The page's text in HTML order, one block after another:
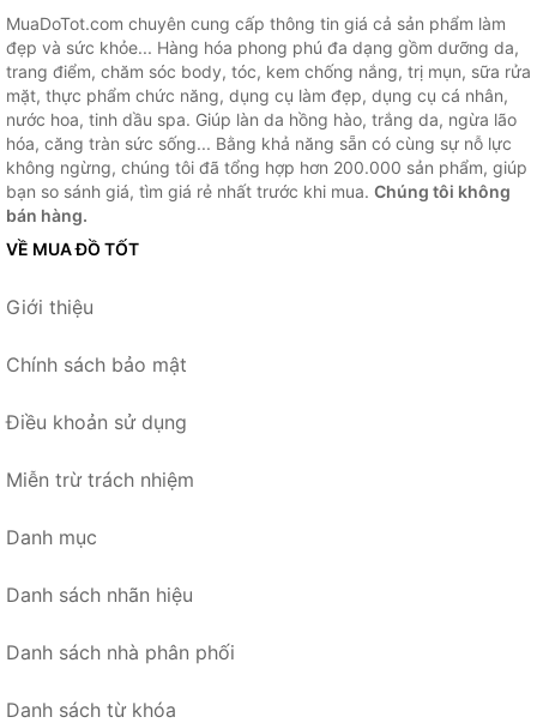
MuaDoTot.com chuyên cung cấp thông tin giá cả sản phẩm làm
đẹp và sức khỏe... Hàng hóa phong phú đa dạng gồm dưỡng da,
trang điểm, chăm sóc body, tóc, kem chống nắng, trị mụn, sữa rửa
mặt, thực phẩm chức năng, dụng cụ làm đẹp, dụng cụ cá nhân,
nước hoa, tinh dầu spa. Giúp làn da hồng hào, trắng da, ngừa lão
hóa, căng tràn sức sống... Bằng khả năng sẵn có cùng sự nỗ lực
không ngừng, chúng tôi đã tổng hợp hơn 200.000 sản phẩm, giúp
bạn so sánh giá, tìm giá rẻ nhất trước khi mua. Chúng tôi không
bán hàng.
VỀ MUA ĐỒ TỐT
Giới thiệu
Chính sách bảo mật
Điều khoản sử dụng
Miễn trừ trách nhiệm
Danh mục
Danh sách nhãn hiệu
Danh sách nhà phân phối
Danh sách từ khóa